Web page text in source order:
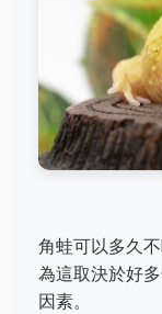
角蛙可以多久
為這取決於好
因素。